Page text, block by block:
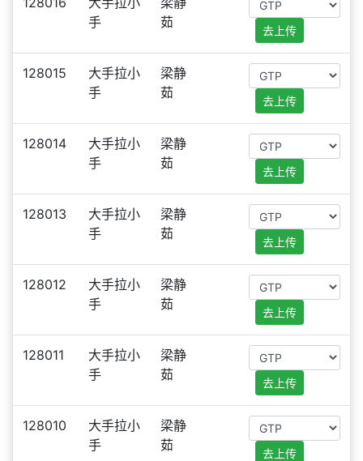
手
茹
去上传
128015
大手拉小
手
梁静
茹
去上传
128014
大手拉小
手
梁静
茹
去上传
128013
大手拉小
手
梁静
茹
去上传
128012
大手拉小
手
梁静
茹
去上传
128011
大手拉小
手
梁静
茹
去上传
128010
大手拉小
手
梁静
茹
去上传